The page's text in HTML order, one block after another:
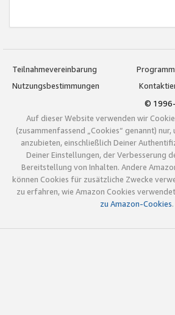
Teilnahmevereinbarung
Nutzungsbestimmungen
© 1996-
Auf dieser Website verwenden wir
(zusammenfassend „Cookies“ genannt)
anzubieten, einschließlich Deiner
Deiner Einstellungen, der Verbesserung
Bereitstellung von Inhalten. Andere
können Cookies für zusätzliche Zwecke
zu erfahren, wie Amazon Cookies
zu Amazon-Cookies.